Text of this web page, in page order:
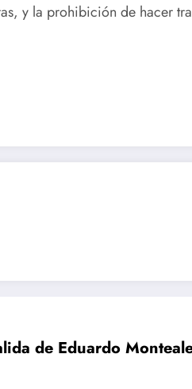
y la prohibición de hacer
de Eduardo